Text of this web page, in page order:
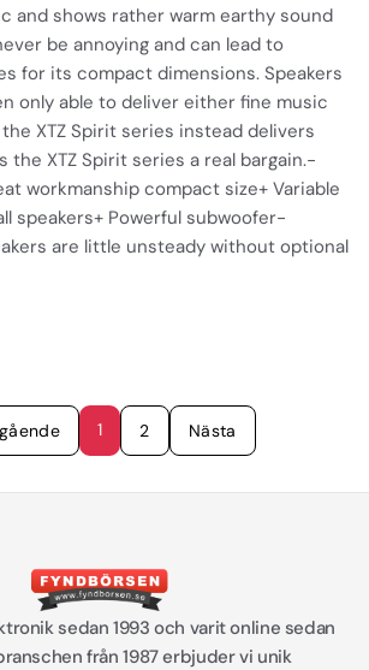
and shows rather warm earthy sound
be annoying and can lead to
for its compact dimensions. Speakers
only able to deliver either fine music
XTZ Spirit series instead delivers
the XTZ Spirit series a real bargain.-
workmanship compact size+ Variable
speakers+ Powerful subwoofer-
are little unsteady without optional
1 2 Nästa
sedan 1993 och varit online sedan
från 1987 erbjuder vi unik